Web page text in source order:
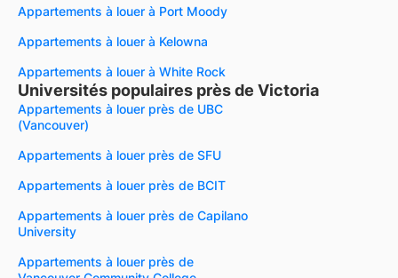
Appartements à louer à Port Moody
Appartements à louer à Kelowna
Appartements à louer à White Rock
Universités populaires près de Victoria
Appartements à louer près de UBC
(Vancouver)
Appartements à louer près de SFU
Appartements à louer près de BCIT
Appartements à louer près de Capilano
University
Appartements à louer près de